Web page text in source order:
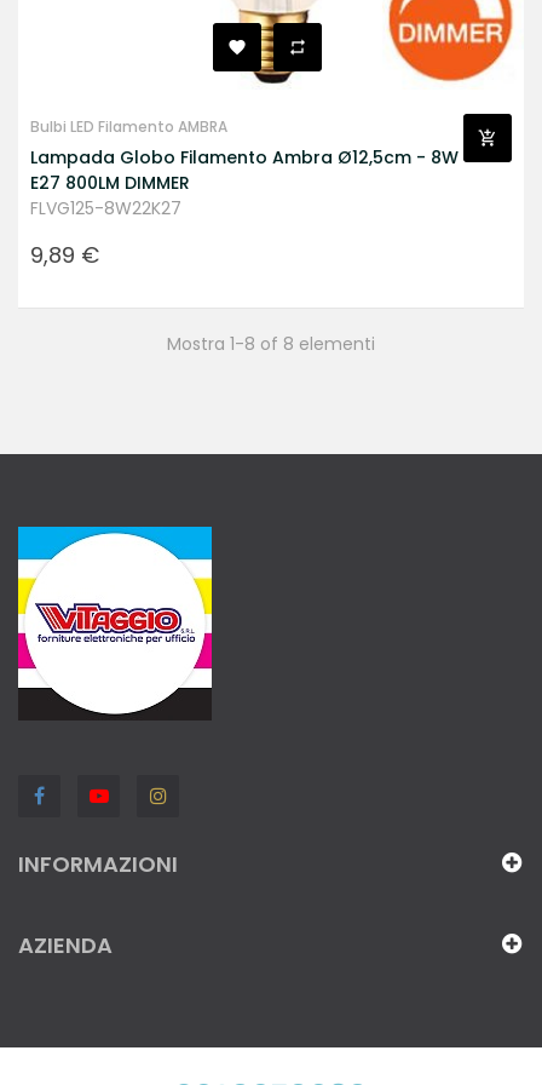
Bulbi LED Filamento AMBRA
Lampada Globo Filamento Ambra Ø12,5cm - 8W
E27 800LM DIMMER
FLVG125-8W22K27
Prezzo
9,89 €
Mostra 1-8 of 8 elementi
INFORMAZIONI
AZIENDA